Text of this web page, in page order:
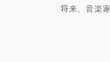
将来、音楽